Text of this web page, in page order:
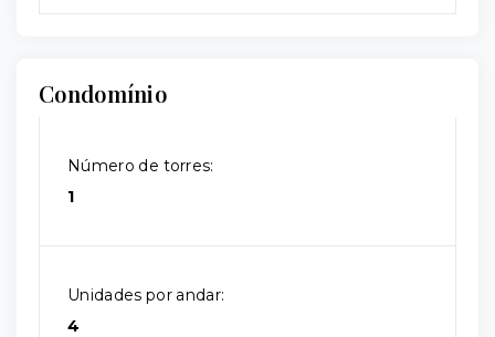
Condomínio
Número de torres:
1
Unidades por andar:
4